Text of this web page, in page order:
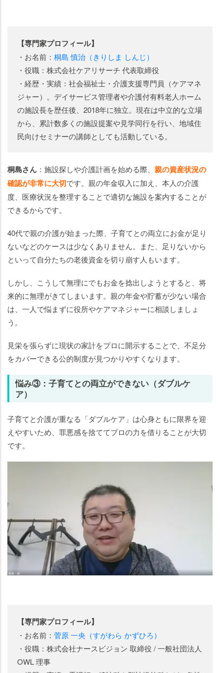
【専門家プロフィール】
・お名前： 桐島 慎治（きりしま しんじ）
・役職：株式会社ケアリサーチ 代表取締役
・経歴・実績：社会福祉士・介護支援専門員（ケアマネ
ジャー）。デイサービス管理者や介護付有料老人ホーム
の施設長を歴任後、2018年に独立。現在は中立的な立場
から、累計数多くの施設提案や見学同行を行い、地域住
民向けセミナーの講師としても活動している。
桐島さん ：施設探しや介護計画を始める際、 親の資産状況の
確認が非常に大切です。親の年金収入に加え、本人の介護
度、医療状況を整理することで適切な施設を案内することが
できるからです。
40代で親の介護が始まった際、子育てとの両立にお金が足り
ないなどのケースは少なくありません。また、足りないから
といって自分たちの老後資金を切り崩す人もいます。
しかし、こうして無理にでもお金を捻出しようとすると、将
来的に無理がきてしまいます。親の年金や貯蓄が少ない場合
は、一人で悩まずに役所やケアマネジャーに相談しましょ
う。
見栄を張らずに現状の家計をプロに開示することで、不足分
をカバーできる公的制度が見つかりやすくなります。
悩み③：子育てとの両立ができない（ダブルケ
ア）
子育てと介護が重なる「ダブルケア」は心身ともに限界を迎
えやすいため、罪悪感を捨ててプロの力を借りることが大切
です。
【専門家プロフィール】
・お名前： 菅原 一央（すがわら かずひろ）
・役職：株式会社ナースビジョン 取締役 / 一般社団法人
OWL 理事